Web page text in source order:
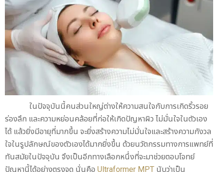
ในปัจจุบันนี้คนส่วนใหญ่ต่างให้ความสนใจกับการเกิดริ้วรอย
ร่องลึก และความหย่อนคล้อยที่ก่อให้เกิดปัญหาผิว ไม่มั่นใจในตัวเอง
ได้ แล้วยิ่งมีอายุที่มากขึ้น จะยิ่งสร้างความไม่มั่นใจและสร้างความกังวล
ใจในรูปลักษณ์ของตัวเองได้มากยิ่งขึ้น ด้วยนวัตกรรมทางการแพทย์ที่
ทันสมัยในปัจจุบัน จึงเป็นอีกทางเลือกหนึ่งที่จะมาช่วยตอบโจทย์
ปัญหานี้ได้อย่างตรงจุด นั่นคือ Ultraformer MPT นับว่าเป็น